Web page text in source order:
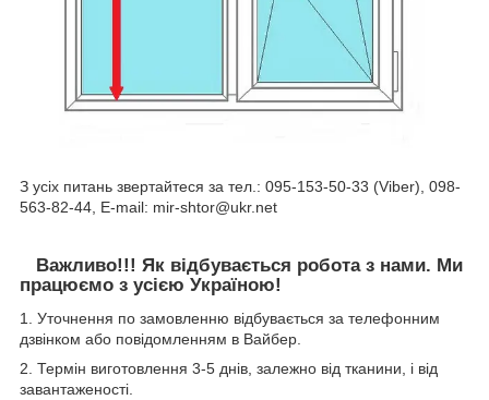
З усіх питань звертайтеся за тел.: 095-153-50-33 (Viber), 098-
563-82-44, E-mail: mir-shtor@ukr.net
Важливо!!! Як відбувається робота з нами. Ми
працюємо з усією Україною!
1. Уточнення по замовленню відбувається за телефонним
дзвінком або повідомленням в Вайбер.
2. Термін виготовлення 3-5 днів, залежно від тканини, і від
завантаженості.